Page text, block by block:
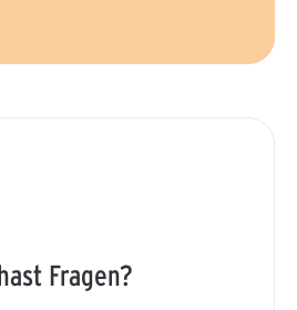
Fragen?